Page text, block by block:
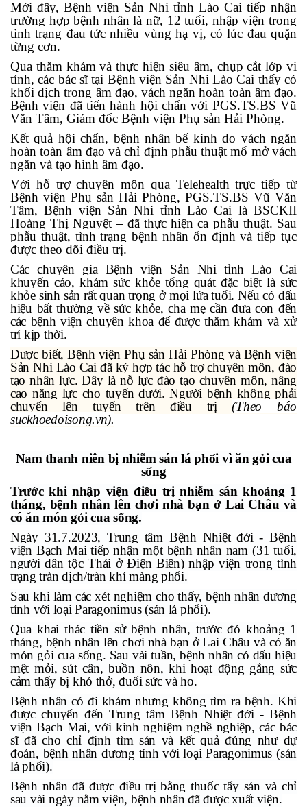
Mới đây, Bệnh viện Sản Nhi tỉnh Lào Cai tiếp nhận
trường hợp bệnh nhân là nữ, 12 tuổi, nhập viện trong
tình trạng đau tức nhiều vùng hạ vị, có lúc đau quặn
từng cơn.
Qua thăm khám và thực hiện siêu âm, chụp cắt lớp vi
tính, các bác sĩ tại Bệnh viện Sản Nhi Lào Cai thấy có
khối dịch trong âm đạo, vách ngăn hoàn toàn âm đạo.
Bệnh viện đã tiến hành hội chẩn với PGS.TS.BS Vũ
Văn Tâm, Giám đốc Bệnh viện Phụ sản Hải Phòng.
Kết quả hội chẩn, bệnh nhân bế kinh do vách ngăn
hoàn toàn âm đạo và chỉ định phẫu thuật mổ mở vách
ngăn và tạo hình âm đạo.
Với hỗ trợ chuyên môn qua Telehealth trực tiếp từ
Bệnh viện Phụ sản Hải Phòng, PGS.TS.BS Vũ Văn
Tâm, Bệnh viện Sản Nhi tỉnh Lào Cai là BSCKII
Hoàng Thị Nguyệt – đã thực hiện ca phẫu thuật. Sau
phẫu thuật, tình trạng bệnh nhân ổn định và tiếp tục
được theo dõi điều trị.
Các chuyên gia Bệnh viện Sản Nhi tỉnh Lào Cai
khuyến cáo, khám sức khỏe tổng quát đặc biệt là sức
khỏe sinh sản rất quan trọng ở mọi lứa tuổi. Nếu có dấu
hiệu bất thường về sức khỏe, cha mẹ cần đưa con đến
các bệnh viện chuyên khoa để được thăm khám và xử
trí kịp thời.
Được biết, Bệnh viện Phụ sản Hải Phòng và Bệnh viện
Sản Nhi Lào Cai đã ký hợp tác hỗ trợ chuyên môn, đào
tạo nhân lực. Đây là nỗ lực đào tạo chuyên môn, nâng
cao năng lực cho tuyến dưới. Người bệnh không phải
chuyển lên tuyến trên điều trị(Theo báo
suckhoedoisong.vn).
Nam thanh niên bị nhiễm sán lá phổi vì ăn gỏi cua
sống
Trước khi nhập viện điều trịnhiễm sánkhoảng 1
tháng, bệnh nhân lên chơi nhà bạn ở Lai Châu và
có ăn món gỏi cua sống.
Ngày 31.7.2023, Trung tâm Bệnh Nhiệt đới - Bệnh
viện Bạch Mai tiếp nhận một bệnh nhân nam (31 tuổi,
người dân tộc Thái ở Điện Biên) nhập viện trong tình
trạng tràn dịch/tràn khí màng phổi.
Sau khi làm các xét nghiệm cho thấy, bệnh nhân dương
tính với loại Paragonimus (sán lá phổi).
Qua khai thác tiền sử bệnh nhân, trước đó khoảng 1
tháng, bệnh nhân lên chơi nhà bạn ở Lai Châu và có ăn
món gỏi cua sống. Sau vài tuần, bệnh nhân có dấu hiệu
mệt mỏi, sút cân, buồn nôn, khi hoạt động gắng sức
cảm thấy bị khó thở, đuối sức và ho.
Bệnh nhân có đi khám nhưng không tìm ra bệnh. Khi
được chuyển đến Trung tâm Bệnh Nhiệt đới - Bệnh
viện Bạch Mai, với kinh nghiệm nghề nghiệp, các bác
sĩ đã cho chỉ định tìm sán và kết quả đúng như dự
đoán, bệnh nhân dương tính với loại Paragonimus (sán
lá phổi).
Bệnh nhân đã được điều trị bằng thuốc tẩy sán và chỉ
sau vài ngày nằm viện, bệnh nhân đã được xuất viện.